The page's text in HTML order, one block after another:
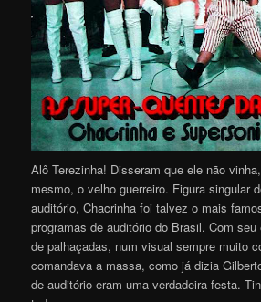
Alô Terezinha! Disseram que ele não
mesmo, o velho guerreiro. Figura singular
auditório, Chacrinha foi talvez o mais
programas de auditório do Brasil. Com
de palhaçadas, num visual sempre muito
comandava a massa, como já dizia
de auditório eram uma verdadeira festa.